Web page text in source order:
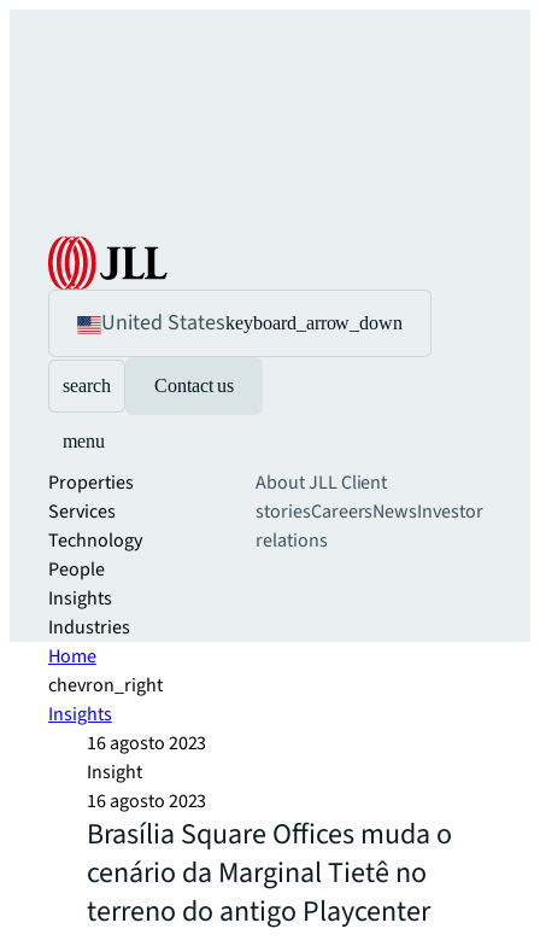
United Stateskeyboard_arrow_down
search Contact us
menu
Properties
Services
Technology
People
Insights
Industries
About JLLClient
storiesCareersNewsInvestor
relations
Home
chevron_right
Insights
16 agosto 2023
Insight
16 agosto 2023
Brasília Square Offices muda o
cenário da Marginal Tietê no
terreno do antigo Playcenter